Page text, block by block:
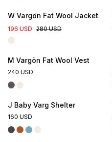
W Vargön Fat Wool Jacket
196 USD 280 USD
M Vargön Fat Wool Vest
240 USD
J Baby Varg Shelter
160 USD